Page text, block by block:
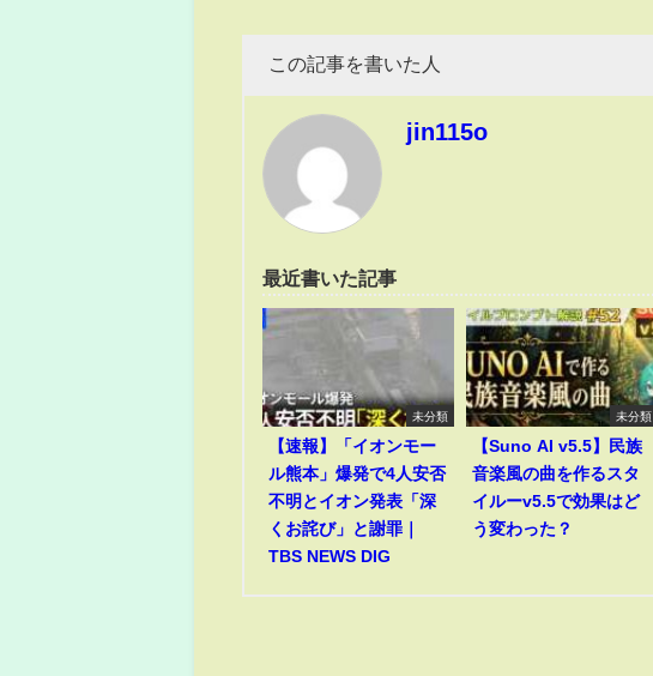
この記事を書いた人
jin115o
最近書いた記事
未分類
【速報】「イオンモー
ル熊本」爆発で4人安否
不明とイオン発表「深
くお詫び」と謝罪｜
TBS NEWS DIG
未分類
【Suno AI v5.5】民族
音楽風の曲を作るスタ
イルーv5.5で効果はど
う変わった？